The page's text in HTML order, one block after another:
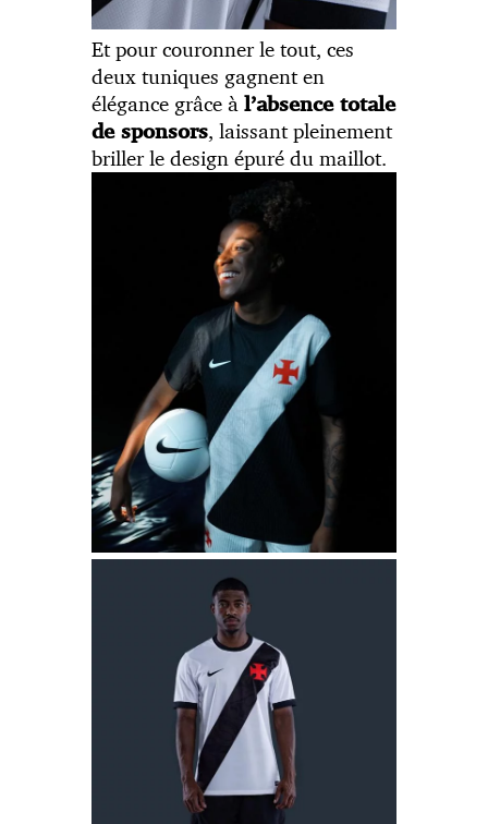
Et pour couronner le tout, ces
deux tuniques gagnent en
élégance grâce àl’absence totale
de sponsors, laissant pleinement
briller le design épuré du maillot.